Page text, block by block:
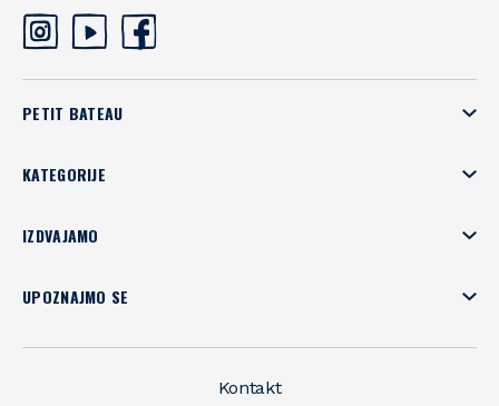
PETIT BATEAU
KATEGORIJE
IZDVAJAMO
UPOZNAJMO SE
Kontakt